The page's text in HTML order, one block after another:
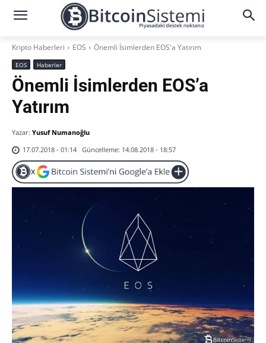
Kripto Haberleri EOS Önemli İsimlerden EOS'a Yatırım
EOS Haberler
Önemli İsimlerden EOS’a
Yatırım
Yazar: Yusuf Numanoğlu
17.07.2018 - 01:14 Güncelleme: 14.08.2018 - 18:57